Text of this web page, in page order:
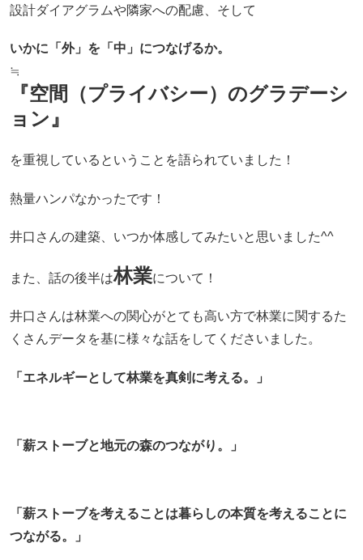
設計ダイアグラムや隣家への配慮、そして
いかに「外」を「中」につなげるか。
≒
『空間（プライバシー）のグラデーシ
ョン』
を重視しているということを語られていました！
熱量ハンパなかったです！
井口さんの建築、いつか体感してみたいと思いました^^
また、話の後半は林業について！
井口さんは林業への関心がとても高い方で林業に関するた
くさんデータを基に様々な話をしてくださいました。
「エネルギーとして林業を真剣に考える。」
「薪ストーブと地元の森のつながり。」
「薪ストーブを考えることは暮らしの本質を考えることに
つながる。」